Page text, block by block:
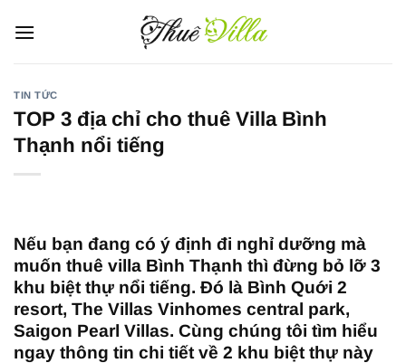
qua
TIN TỨC
TOP 3 địa chỉ cho thuê Villa Bình
Thạnh nổi tiếng
Nếu bạn đang có ý định đi nghỉ dưỡng mà
muốn thuê villa Bình Thạnh thì đừng bỏ lỡ 3
khu biệt thự nổi tiếng. Đó là Bình Quới 2
resort, The Villas Vinhomes central park,
Saigon Pearl Villas. Cùng chúng tôi tìm hiểu
ngay thông tin chi tiết về 2 khu biệt thự này